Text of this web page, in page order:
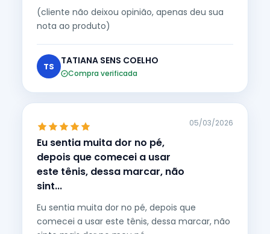
(cliente não deixou opinião, apenas deu sua
nota ao produto)
TS
TATIANA SENS COELHO
Compra verificada
Eu sentia muita dor no pé,
depois que comecei a usar
este tênis, dessa marcar, não
sint...
05/03/2026
Eu sentia muita dor no pé, depois que
comecei a usar este tênis, dessa marcar, não